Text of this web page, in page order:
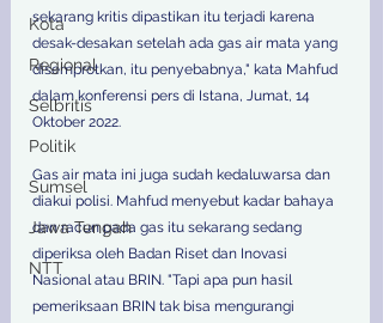
Kota
Regional
Selbritis
Politik
Sumsel
Jawa Tengah
NTT
sekarang kritis dipastikan itu terjadi karena
desak-desakan setelah ada gas air mata yang
disemprotkan, itu penyebabnya," kata Mahfud
dalam konferensi pers di Istana, Jumat, 14
Oktober 2022.
Gas air mata ini juga sudah kedaluwarsa dan
diakui polisi. Mahfud menyebut kadar bahaya
dan racun pada gas itu sekarang sedang
diperiksa oleh Badan Riset dan Inovasi
Nasional atau BRIN. "Tapi apa pun hasil
pemeriksaan BRIN tak bisa mengurangi